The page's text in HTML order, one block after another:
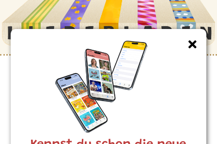
Kinderlieder zum Thema
”Räbeliechtli”
Ich trääge miis Liecht
Andrew Bond